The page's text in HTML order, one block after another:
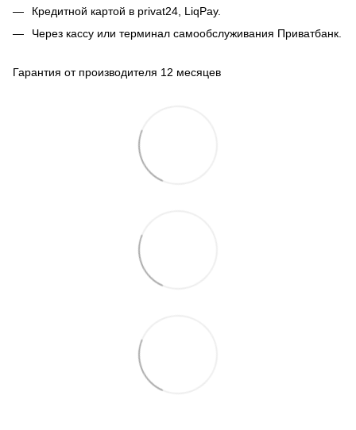
Кредитной картой в privat24, LiqPay.
Через кассу или терминал самообслуживания Приватбанк.
Гарантия от производителя 12 месяцев